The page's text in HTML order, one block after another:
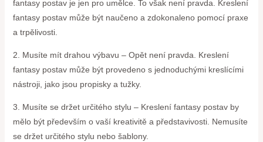
fantasy postav je jen pro umělce. To však není pravda. Kreslení
fantasy postav může být naučeno a zdokonaleno pomocí praxe
a trpělivosti.
2. Musíte mít drahou výbavu – Opět není pravda. Kreslení
fantasy postav může být provedeno s jednoduchými kreslícími
nástroji, jako jsou propisky a tužky.
3. Musíte se držet určitého stylu – Kreslení fantasy postav by
mělo být především o vaší kreativitě a představivosti. Nemusíte
se držet určitého stylu nebo šablony.